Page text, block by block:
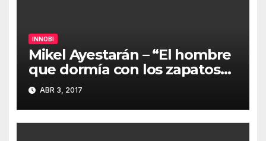
INNOBI
Mikel Ayestarán – “El hombre
que dormía con los zapatos
puestos” #innobi17
ABR 3, 2017